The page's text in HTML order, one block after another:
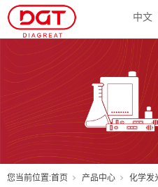
中文
您当前位置:首页 产品中心 化学发